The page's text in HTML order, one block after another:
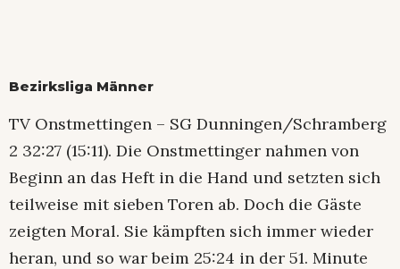
Bezirksliga Männer
TV Onstmettingen – SG Dunningen/Schramberg
2 32:27 (15:11). Die Onstmettinger nahmen von
Beginn an das Heft in die Hand und setzten sich
teilweise mit sieben Toren ab. Doch die Gäste
zeigten Moral. Sie kämpften sich immer wieder
heran, und so war beim 25:24 in der 51. Minute